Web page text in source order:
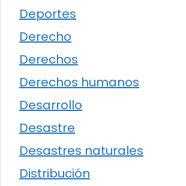
Deportes
Derecho
Derechos
Derechos humanos
Desarrollo
Desastre
Desastres naturales
Distribución